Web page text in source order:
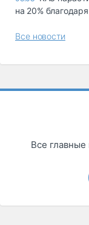
на 20%
Все новости
Все